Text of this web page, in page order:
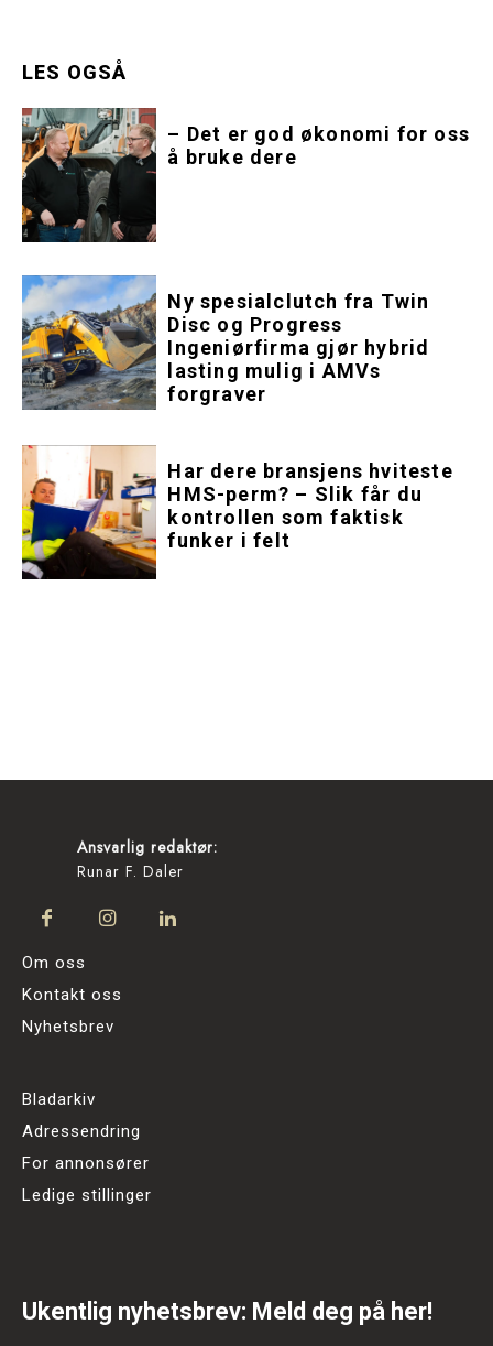
LES OGSÅ
– Det er god økonomi for oss
å bruke dere
Ny spesialclutch fra Twin
Disc og Progress
Ingeniørfirma gjør hybrid
lasting mulig i AMVs
forgraver
Har dere bransjens hviteste
HMS-perm? – Slik får du
kontrollen som faktisk
funker i felt
Ansvarlig redaktør:
Runar F. Daler
Om oss
Kontakt oss
Nyhetsbrev
Bladarkiv
Adressendring
For annonsører
Ledige stillinger
Ukentlig nyhetsbrev: Meld deg på her!